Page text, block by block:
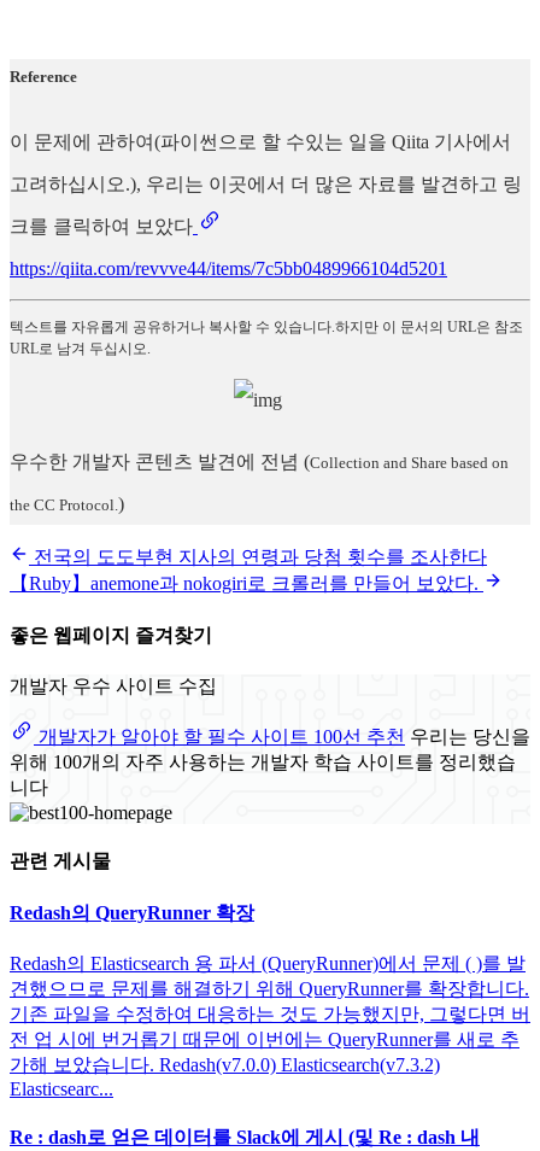
Reference
이 문제에 관하여(파이썬으로 할 수있는 일을 Qiita 기사에서
고려하십시오.), 우리는 이곳에서 더 많은 자료를 발견하고 링
크를 클릭하여 보았다
https://qiita.com/revvve44/items/7c5bb0489966104d5201
텍스트를 자유롭게 공유하거나 복사할 수 있습니다.하지만 이 문서의 URL은 참조
URL로 남겨 두십시오.
우수한 개발자 콘텐츠 발견에 전념 (Collection and Share based on
the CC Protocol.)
전국의 도도부현 지사의 연령과 당첨 횟수를 조사한다
【Ruby】anemone과 nokogiri로 크롤러를 만들어 보았다.
좋은 웹페이지 즐겨찾기
개발자 우수 사이트 수집
개발자가 알아야 할 필수 사이트 100선 추천 우리는 당신을
위해 100개의 자주 사용하는 개발자 학습 사이트를 정리했습
니다
관련 게시물
Redash의 QueryRunner 확장
Redash의 Elasticsearch 용 파서 (QueryRunner)에서 문제 ( )를 발
견했으므로 문제를 해결하기 위해 QueryRunner를 확장합니다.
기존 파일을 수정하여 대응하는 것도 가능했지만, 그렇다면 버
전 업 시에 번거롭기 때문에 이번에는 QueryRunner를 새로 추
가해 보았습니다. Redash(v7.0.0) Elasticsearch(v7.3.2)
Elasticsearc...
Re : dash로 얻은 데이터를 Slack에 게시 (및 Re : dash 내